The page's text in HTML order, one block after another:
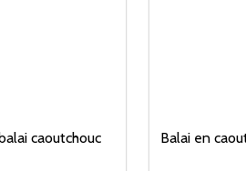
caoutchouc Balai en